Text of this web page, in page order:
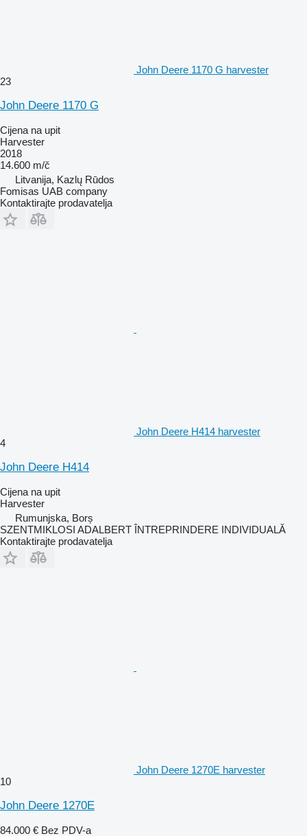
John Deere 1170 G harvester
23
John Deere 1170 G
Cijena na upit
Harvester
2018
14.600 m/č
Litvanija, Kazlų Rūdos
Fomisas UAB company
Kontaktirajte prodavatelja
John Deere H414 harvester
4
John Deere H414
Cijena na upit
Harvester
Rumunjska, Borș
SZENTMIKLOSI ADALBERT ÎNTREPRINDERE INDIVIDUALĂ
Kontaktirajte prodavatelja
John Deere 1270E harvester
10
John Deere 1270E
84.000 € Bez PDV-a